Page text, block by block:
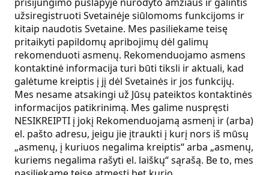
užsiregistruoti Svetainėje siūlomoms funkcijoms ir
kitaip naudotis Svetaine. Mes pasiliekame teisę
pritaikyti papildomų apribojimų dėl galimų
rekomenduoti asmenų. Rekomenduojamo asmens
kontaktinė informacija turi būti tiksli ir aktuali, kad
galėtume kreiptis į jį dėl Svetainės ir jos funkcijų.
Mes nesame atsakingi už Jūsų pateiktos kontaktinės
informacijos patikrinimą. Mes galime nuspręsti
NESIKREIPTI į jokį Rekomenduojamą asmenį ir (arba)
el. pašto adresu, jeigu jie įtraukti į kurį nors iš mūsų
„asmenų, į kuriuos negalima kreiptis“ arba „asmenų,
kuriems negalima rašyti el. laiškų“ sąrašą. Be to, mes